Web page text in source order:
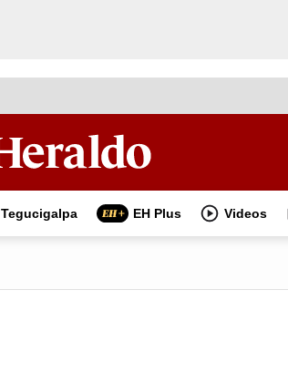
Tegucigalpa EH Plus Videos